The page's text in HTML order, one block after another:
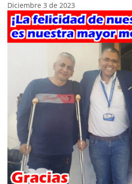
Diciembre 3 de 2023